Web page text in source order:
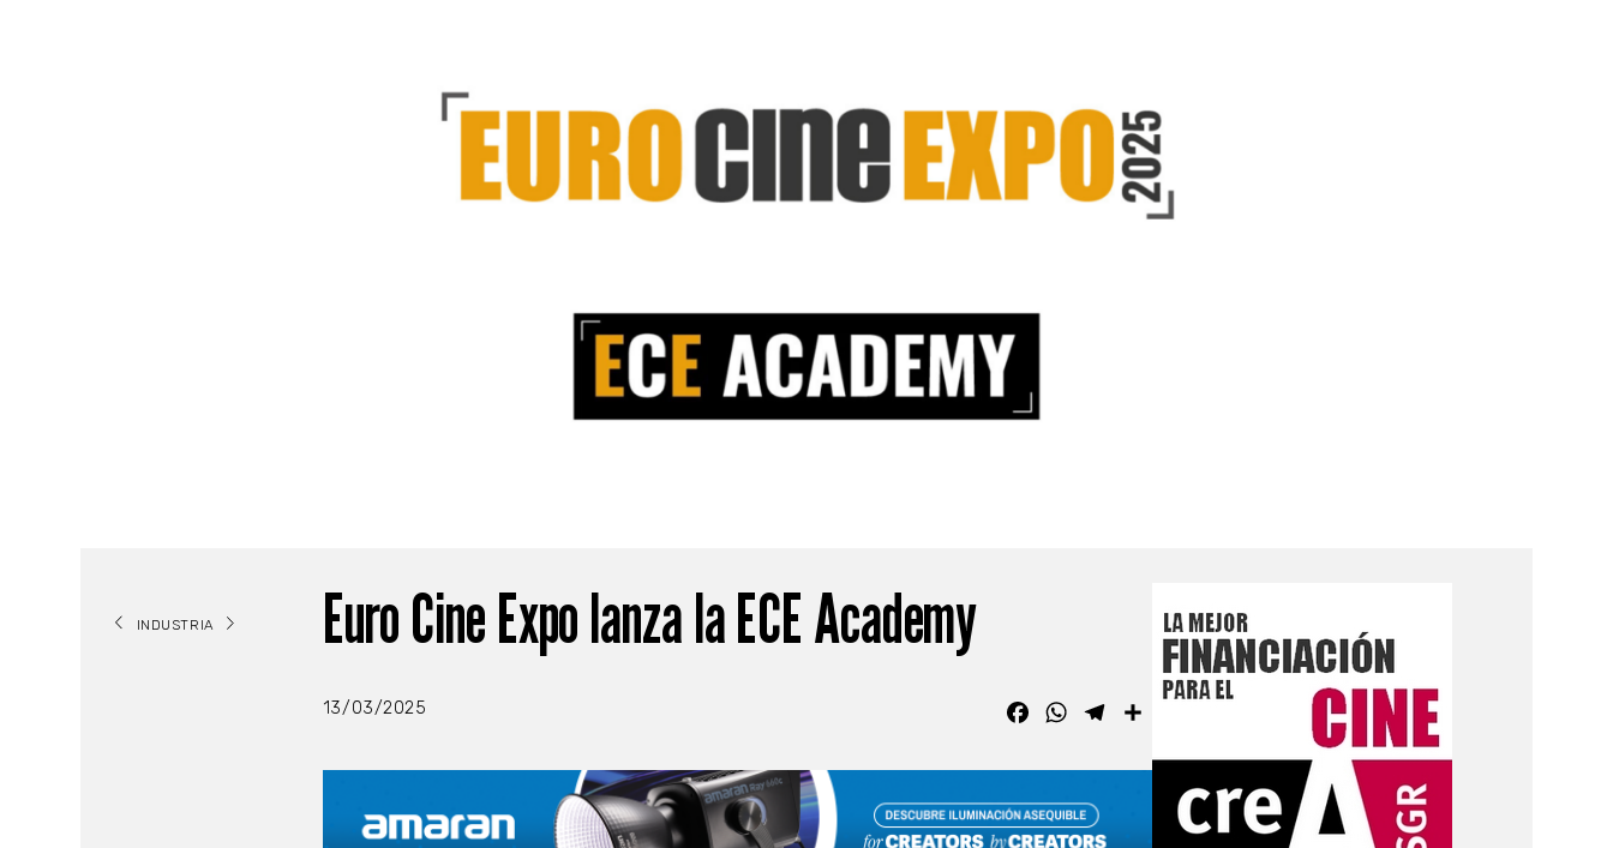
INDUSTRIA Euro Cine Expo lanza la ECE Academy
13/03/2025 FacebookWhatsAppTelegram